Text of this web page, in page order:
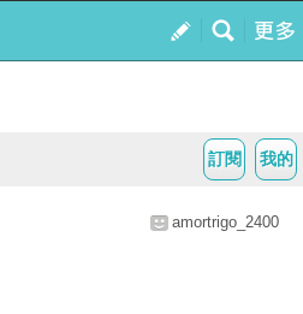
我的
訂閱
amortrigo_2400